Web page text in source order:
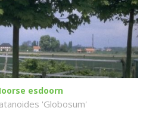
esdoorn
'Globosum'